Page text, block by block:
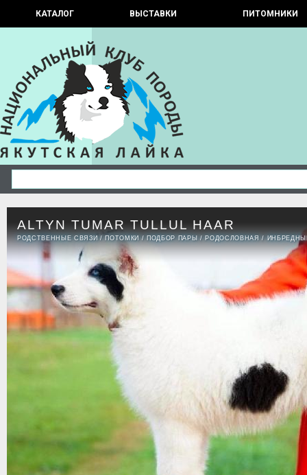
КАТАЛОГ ВЫСТАВКИ ПИТОМНИКИ
ALTYN TUMAR TULLUL HAAR
РОДСТВЕННЫЕ СВЯЗИ /ПОТОМКИ /ПОДБОР ПАРЫ / РОДОСЛОВНАЯ /